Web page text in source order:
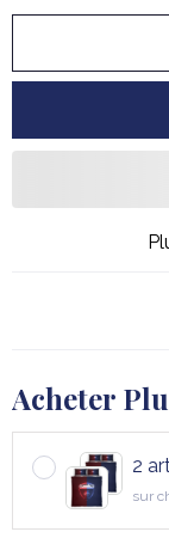
Acheter
2
sur